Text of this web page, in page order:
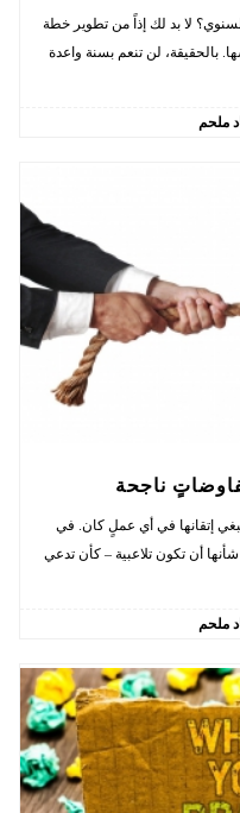
لا بد لك إذاً من تطوير خطة
بنفسها. بالحقيقة، لن تنعم بسنة واعدة
ملحم
ناجحة
إتقانها في أي عملٍ كان. في
أن تكون تلاعبية – كأن تدعي
ملحم